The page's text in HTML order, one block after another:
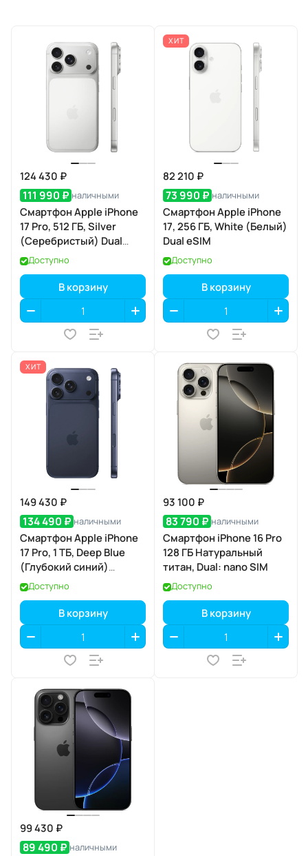
124 430 ₽
111 990 ₽ наличными
Смартфон Apple iPhone
17 Pro, 512 ГБ, Silver
(Серебристый) Dual
eSIM
Доступно
В корзину
ХИТ
82 210 ₽
73 990 ₽ наличными
Смартфон Apple iPhone
17, 256 ГБ, White (Белый)
Dual eSIM
Доступно
В корзину
ХИТ
149 430 ₽
134 490 ₽ наличными
Смартфон Apple iPhone
17 Pro, 1 ТБ, Deep Blue
(Глубокий синий)
SIM+eSIM
Доступно
В корзину
93 100 ₽
83 790 ₽ наличными
Смартфон iPhone 16 Pro
128 ГБ Натуральный
титан, Dual: nano SIM
Доступно
В корзину
99 430 ₽
89 490 ₽ наличными